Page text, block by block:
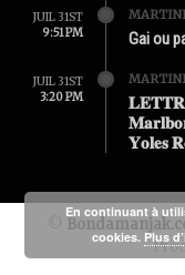
JUIL 31ST
9:51 PM
Gai ou
JUIL 31ST
3:20 PM
𝐘𝐨𝐥𝐞𝐬
En continuant à
cookies. Plus